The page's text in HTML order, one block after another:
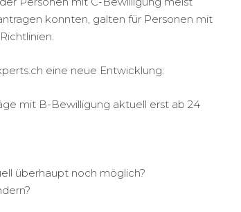
konnten, galten für Personen mit
eine neue Entwicklung:
mit B-Bewilligung aktuell erst ab 24
überhaupt noch möglich?